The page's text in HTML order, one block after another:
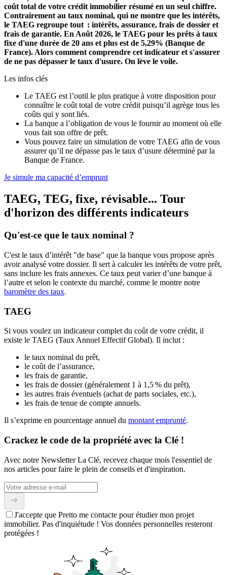
coût total de votre crédit immobilier résumé en un seul chiffre.
Contrairement au taux nominal, qui ne montre que les intérêts,
le TAEG regroupe tout : intérêts, assurance, frais de dossier et
frais de garantie. En Août 2026, le TAEG pour les prêts à taux
fixe d'une durée de 20 ans et plus est de 5,29% (Banque de
France). Alors comment comprendre cet indicateur et s'assurer
de ne pas dépasser le taux d'usure. On lève le voile.
Les infos clés
Le TAEG est l’outil le plus pratique à votre disposition pour
connaître le coût total de votre crédit puisqu’il agrège tous les
coûts qui y sont liés.
La banque a l’obligation de vous le fournir au moment où elle
vous fait son offre de prêt.
Vous pouvez faire un simulation de votre TAEG afin de vous
assurer qu’il ne dépasse pas le taux d’usure déterminé par la
Banque de France.
Je simule ma capacité d’emprunt
TAEG, TEG, fixe, révisable... Tour
d'horizon des différents indicateurs
Qu'est-ce que le taux nominal ?
C'est le taux d’intérêt "de base" que la banque vous propose après
avoir analysé votre dossier. Il sert à calculer les intérêts de votre prêt,
sans inclure les frais annexes. Ce taux peut varier d’une banque à
l’autre et selon le contexte du marché, comme le montre notre
baromètre des taux.
TAEG
Si vous voulez un indicateur complet du coût de votre crédit, il
existe le TAEG (Taux Annuel Effectif Global). Il inclut :
le taux nominal du prêt,
le coût de l’assurance,
les frais de garantie,
les frais de dossier (généralement 1 à 1,5 % du prêt),
les autres frais éventuels (achat de parts sociales, etc.),
les frais de tenue de compte annuels.
Il s’exprime en pourcentage annuel du montant emprunté.
Crackez le code de la propriété avec la Clé !
Avec notre Newsletter La Clé, recevez chaque mois l'essentiel de
nos articles pour faire le plein de conseils et d'inspiration.
J'accepte que Pretto me contacte pour étudier mon projet
immobilier. Pas d'inquiétude ! Vos données personnelles resteront
protégées !